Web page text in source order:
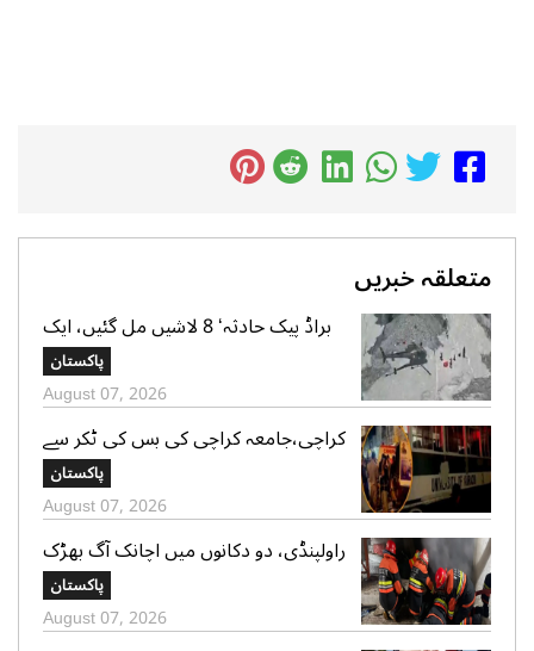
متعلقہ خبریں
براڈ پیک حادثہ‘ 8 لاشیں مل گئیں، ایک
تک رسائی مشکل، 2 کی تلاش جاری‘
صدر الپائن کلب
پاکستان
August 07, 2026
کراچی،جامعہ کراچی کی بس کی ٹکر سے
موٹر سائیکل سوار لڑکی جاں بحق،ڈرائیور
گرفتار
پاکستان
August 07, 2026
راولپنڈی، دو دکانوں میں اچانک آگ بھڑک
اٹھی، ریسکیو کی بروقت کارروائی، بڑا
نقصان ٹل گیا
پاکستان
August 07, 2026